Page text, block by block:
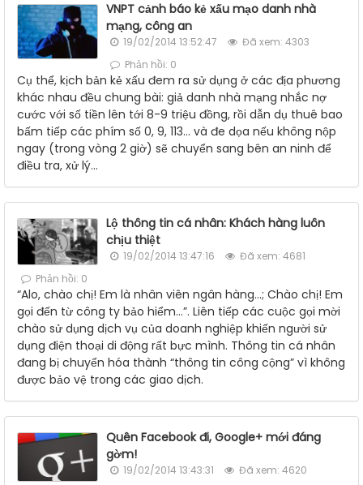
VNPT cảnh báo kẻ xấu mạo danh nhà
mạng, công an
19/02/2014 13:52:47
Đã xem: 4303
Phản hồi: 0
Cụ thể, kịch bản kẻ xấu đem ra sử dụng ở các địa phương
khác nhau đều chung bài: giả danh nhà mạng nhắc nợ
cước với số tiền lên tới 8-9 triệu đồng, rồi dẫn dụ thuê bao
bấm tiếp các phím số 0, 9, 113... và đe dọa nếu không nộp
ngay (trong vòng 2 giờ) sẽ chuyển sang bên an ninh để
điều tra, xử lý...
Lộ thông tin cá nhân: Khách hàng luôn
chịu thiệt
19/02/2014 13:47:16
Đã xem: 4681
Phản hồi: 0
“Alo, chào chị! Em là nhân viên ngân hàng…; Chào chị! Em
gọi đến từ công ty bảo hiểm…”. Liên tiếp các cuộc gọi mời
chào sử dụng dịch vụ của doanh nghiệp khiến người sử
dụng điện thoại di động rất bực mình. Thông tin cá nhân
đang bị chuyển hóa thành “thông tin công cộng” vì không
được bảo vệ trong các giao dịch.
Quên Facebook đi, Google+ mới đáng
gờm!
19/02/2014 13:43:31
Đã xem: 4620